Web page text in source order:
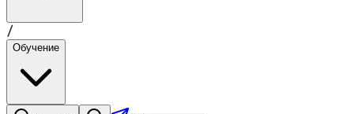
/
Обучение